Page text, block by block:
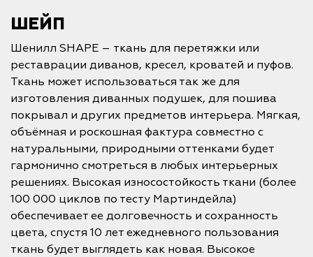
ШЕЙП
Шенилл SHAPE – ткань для перетяжки или
реставрации диванов, кресел, кроватей и пуфов.
Ткань может использоваться так же для
изготовления диванных подушек, для пошива
покрывал и других предметов интерьера. Мягкая,
объёмная и роскошная фактура совместно с
натуральными, природными оттенками будет
гармонично смотреться в любых интерьерных
решениях. Высокая износостойкость ткани (более
100 000 циклов по тесту Мартиндейла)
обеспечивает ее долговечность и сохранность
цвета, спустя 10 лет ежедневного пользования
ткань будет выглядеть как новая. Высокое